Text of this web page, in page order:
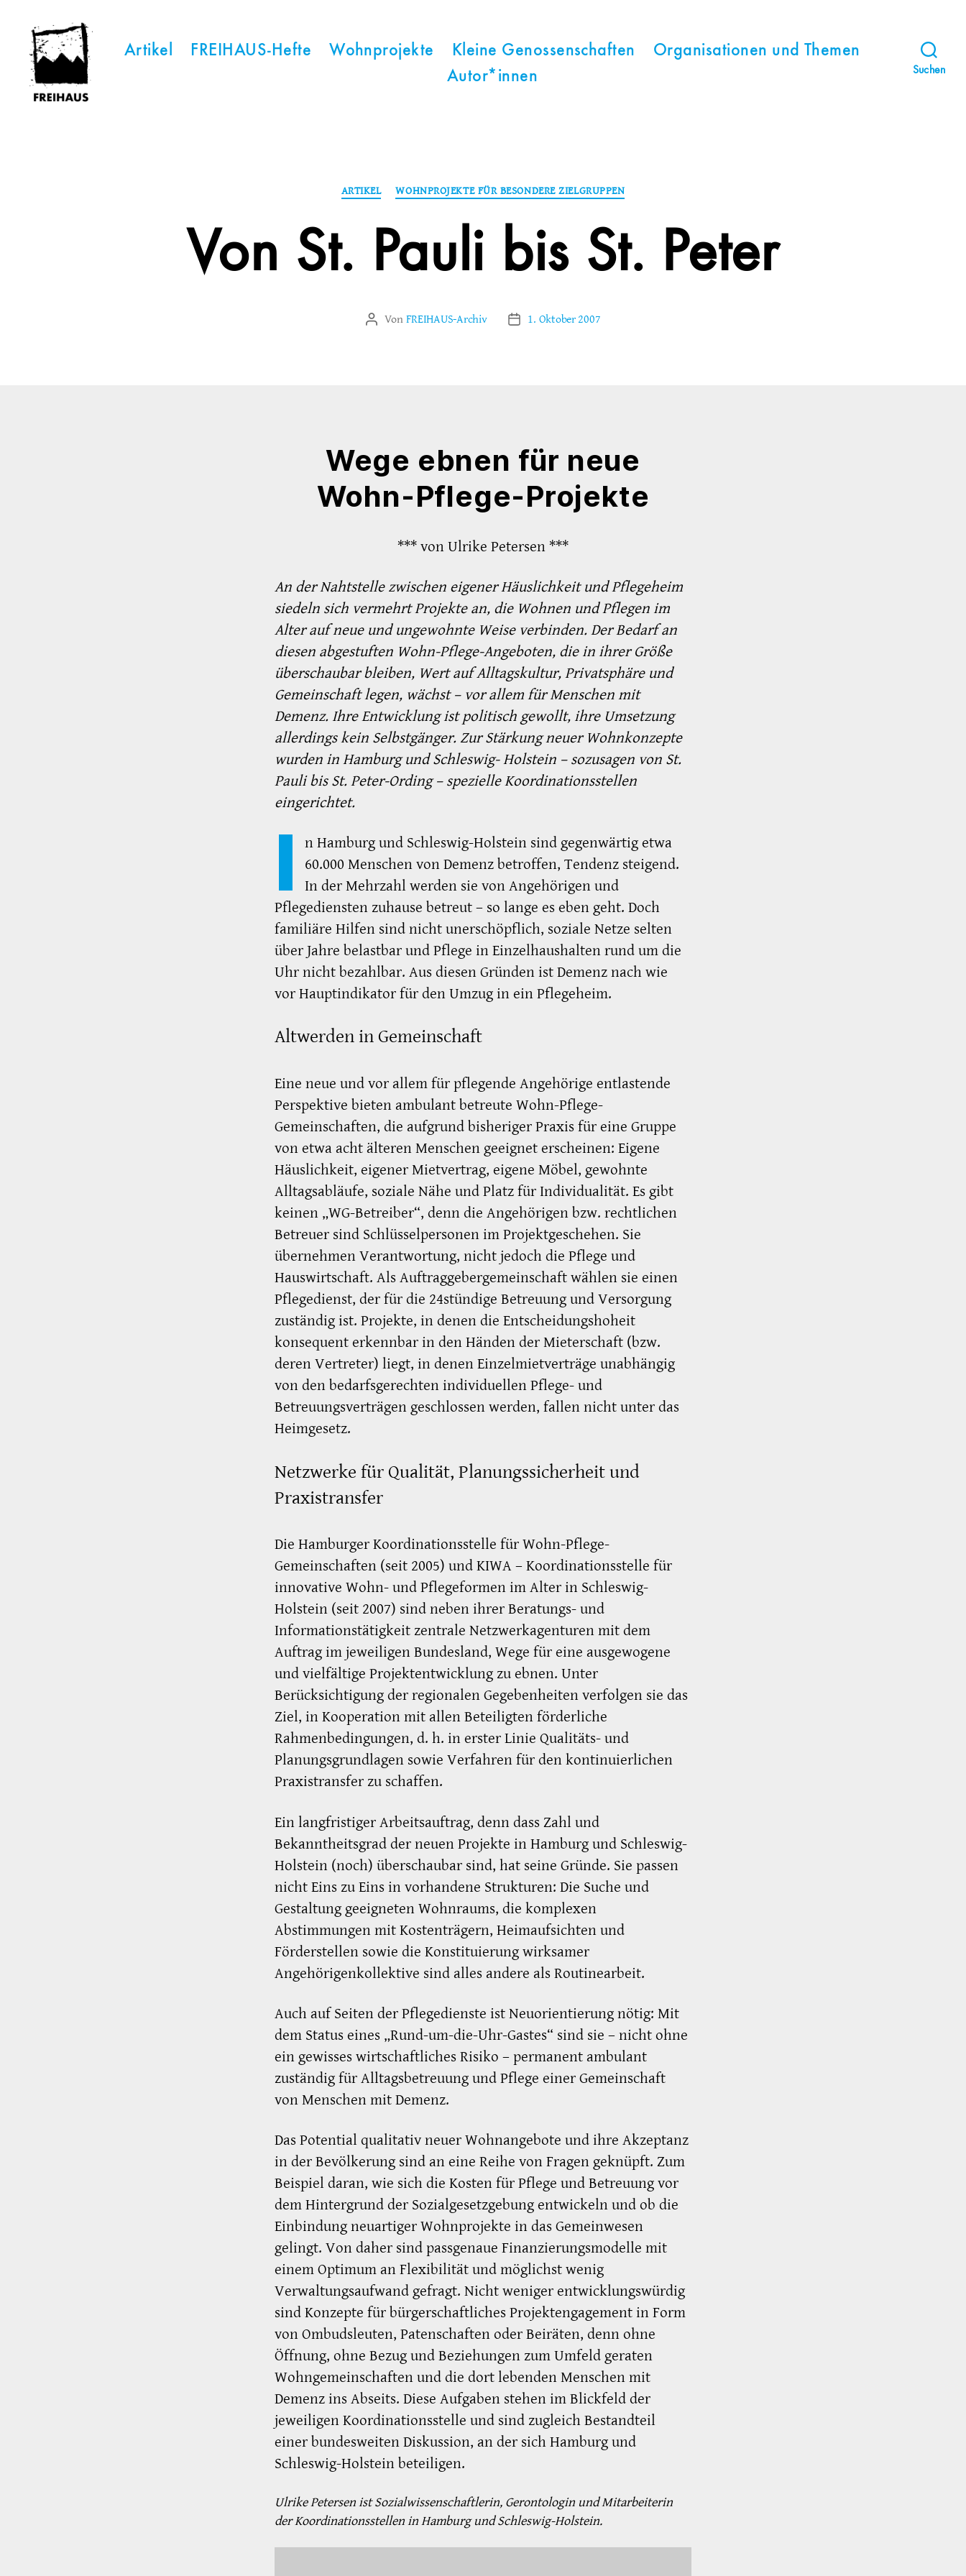
Artikel FREIHAUS-Hefte Wohnprojekte Kleine Genossenschaften
Organisationen und Themen
Autor*innen
Suchen
Kategorien
ARTIKEL WOHNPROJEKTE FÜR BESONDERE ZIELGRUPPEN
Von St. Pauli bis St. Peter
Beitragsautor
Von FREIHAUS-Archiv Veröffentlichungsdatum
1. Oktober 2007
Wege ebnen für neue
Wohn-Pflege-Projekte
*** von Ulrike Petersen ***
An der Nahtstelle zwischen eigener Häuslichkeit und Pflegeheim
siedeln sich vermehrt Projekte an, die Wohnen und Pflegen im
Alter auf neue und ungewohnte Weise verbinden. Der Bedarf an
diesen abgestuften Wohn-Pflege-Angeboten, die in ihrer Größe
überschaubar bleiben, Wert auf Alltagskultur, Privatsphäre und
Gemeinschaft legen, wächst – vor allem für Menschen mit
Demenz. Ihre Entwicklung ist politisch gewollt, ihre Umsetzung
allerdings kein Selbstgänger. Zur Stärkung neuer Wohnkonzepte
wurden in Hamburg und Schleswig- Holstein – sozusagen von St.
Pauli bis St. Peter-Ording – spezielle Koordinationsstellen
eingerichtet.
I
n Hamburg und Schleswig-Holstein sind gegenwärtig etwa
60.000 Menschen von Demenz betroffen, Tendenz steigend.
In der Mehrzahl werden sie von Angehörigen und
Pflegediensten zuhause betreut – so lange es eben geht. Doch
familiäre Hilfen sind nicht unerschöpflich, soziale Netze selten
über Jahre belastbar und Pflege in Einzelhaushalten rund um die
Uhr nicht bezahlbar. Aus diesen Gründen ist Demenz nach wie
vor Hauptindikator für den Umzug in ein Pflegeheim.
Altwerden in Gemeinschaft
Eine neue und vor allem für pflegende Angehörige entlastende
Perspektive bieten ambulant betreute Wohn-Pflege-
Gemeinschaften, die aufgrund bisheriger Praxis für eine Gruppe
von etwa acht älteren Menschen geeignet erscheinen: Eigene
Häuslichkeit, eigener Mietvertrag, eigene Möbel, gewohnte
Alltagsabläufe, soziale Nähe und Platz für Individualität. Es gibt
keinen „WG-Betreiber“, denn die Angehörigen bzw. rechtlichen
Betreuer sind Schlüsselpersonen im Projektgeschehen. Sie
übernehmen Verantwortung, nicht jedoch die Pflege und
Hauswirtschaft. Als Auftraggebergemeinschaft wählen sie einen
Pflegedienst, der für die 24stündige Betreuung und Versorgung
zuständig ist. Projekte, in denen die Entscheidungshoheit
konsequent erkennbar in den Händen der Mieterschaft (bzw.
deren Vertreter) liegt, in denen Einzelmietverträge unabhängig
von den bedarfsgerechten individuellen Pflege- und
Betreuungsverträgen geschlossen werden, fallen nicht unter das
Heimgesetz.
Netzwerke für Qualität, Planungssicherheit und
Praxistransfer
Die Hamburger Koordinationsstelle für Wohn-Pflege-
Gemeinschaften (seit 2005) und KIWA – Koordinationsstelle für
innovative Wohn- und Pflegeformen im Alter in Schleswig-
Holstein (seit 2007) sind neben ihrer Beratungs- und
Informationstätigkeit zentrale Netzwerkagenturen mit dem
Auftrag im jeweiligen Bundesland, Wege für eine ausgewogene
und vielfältige Projektentwicklung zu ebnen. Unter
Berücksichtigung der regionalen Gegebenheiten verfolgen sie das
Ziel, in Kooperation mit allen Beteiligten förderliche
Rahmenbedingungen, d. h. in erster Linie Qualitäts- und
Planungsgrundlagen sowie Verfahren für den kontinuierlichen
Praxistransfer zu schaffen.
Ein langfristiger Arbeitsauftrag, denn dass Zahl und
Bekanntheitsgrad der neuen Projekte in Hamburg und Schleswig-
Holstein (noch) überschaubar sind, hat seine Gründe. Sie passen
nicht Eins zu Eins in vorhandene Strukturen: Die Suche und
Gestaltung geeigneten Wohnraums, die komplexen
Abstimmungen mit Kostenträgern, Heimaufsichten und
Förderstellen sowie die Konstituierung wirksamer
Angehörigenkollektive sind alles andere als Routinearbeit.
Auch auf Seiten der Pflegedienste ist Neuorientierung nötig: Mit
dem Status eines „Rund-um-die-Uhr-Gastes“ sind sie – nicht ohne
ein gewisses wirtschaftliches Risiko – permanent ambulant
zuständig für Alltagsbetreuung und Pflege einer Gemeinschaft
von Menschen mit Demenz.
Das Potential qualitativ neuer Wohnangebote und ihre Akzeptanz
in der Bevölkerung sind an eine Reihe von Fragen geknüpft. Zum
Beispiel daran, wie sich die Kosten für Pflege und Betreuung vor
dem Hintergrund der Sozialgesetzgebung entwickeln und ob die
Einbindung neuartiger Wohnprojekte in das Gemeinwesen
gelingt. Von daher sind passgenaue Finanzierungsmodelle mit
einem Optimum an Flexibilität und möglichst wenig
Verwaltungsaufwand gefragt. Nicht weniger entwicklungswürdig
sind Konzepte für bürgerschaftliches Projektengagement in Form
von Ombudsleuten, Patenschaften oder Beiräten, denn ohne
Öffnung, ohne Bezug und Beziehungen zum Umfeld geraten
Wohngemeinschaften und die dort lebenden Menschen mit
Demenz ins Abseits. Diese Aufgaben stehen im Blickfeld der
jeweiligen Koordinationsstelle und sind zugleich Bestandteil
einer bundesweiten Diskussion, an der sich Hamburg und
Schleswig-Holstein beteiligen.
Ulrike Petersen ist Sozialwissenschaftlerin, Gerontologin und Mitarbeiterin
der Koordinationsstellen in Hamburg und Schleswig-Holstein.